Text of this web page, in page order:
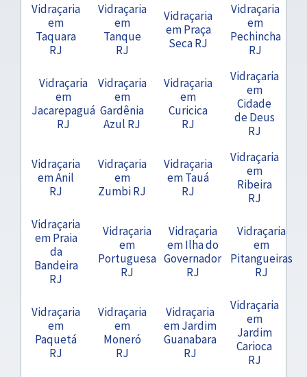
Vidraçaria
em
Taquara
RJ
Vidraçaria
em
Tanque
RJ
Vidraçaria
em Praça
Seca RJ
Vidraçaria
em
Pechincha
RJ
Vidraçaria
em
Jacarepaguá
RJ
Vidraçaria
em
Gardênia
Azul RJ
Vidraçaria
em
Curicica
RJ
Vidraçaria
em
Cidade
de Deus
RJ
Vidraçaria
em Anil
RJ
Vidraçaria
em
Zumbi RJ
Vidraçaria
em Tauá
RJ
Vidraçaria
em
Ribeira
RJ
Vidraçaria
em Praia
da
Bandeira
RJ
Vidraçaria
em
Portuguesa
RJ
Vidraçaria
em Ilha do
Governador
RJ
Vidraçaria
em
Pitangueiras
RJ
Vidraçaria
em
Paquetá
RJ
Vidraçaria
em
Moneró
RJ
Vidraçaria
em Jardim
Guanabara
RJ
Vidraçaria
em
Jardim
Carioca
RJ